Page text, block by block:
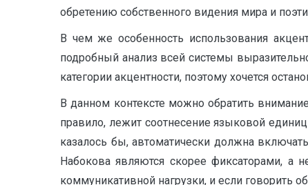
обретению собственного видения мира и
В чем же особенность использования
подробный анализ всей системы
категории акцентности, поэтому хочется
В данном контексте можно обратить
правило, лежит соотнесение языковой
казалось бы, автоматически должна
Набокова являются скорее фиксаторами, а
коммуникативной нагрузки, и если говорить